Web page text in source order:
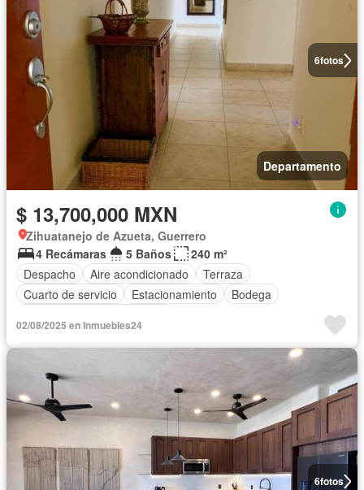
6fotos
Departamento
$ 13,700,000 MXN
Zihuatanejo de Azueta, Guerrero
4 Recámaras
5 Baños
240 m²
Despacho
Aire acondicionado
Terraza
Cuarto de servicio
Estacionamiento
Bodega
02/08/2025 en Inmuebles24
6fotos